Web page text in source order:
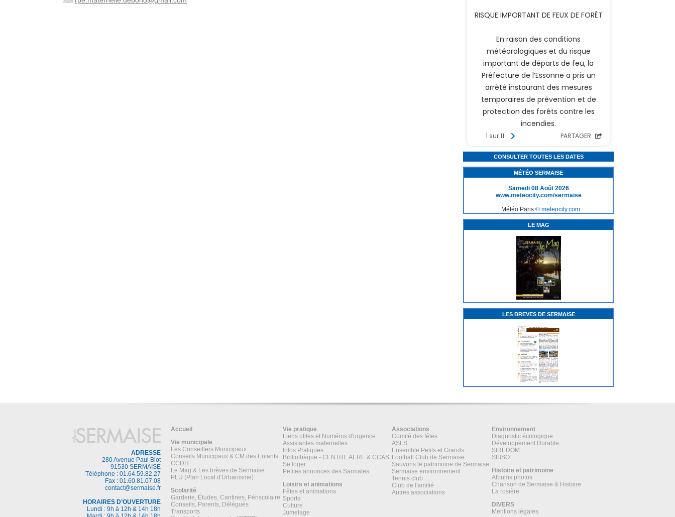
CONSULTER TOUTES LES DATES
MÉTÉO SERMAISE
Samedi 08 Août 2026
www.meteocity.com/sermaise
Météo Paris© meteocity.com
LE MAG
LES BREVES DE SERMAISE
ADRESSE
280 Avenue Paul Blot
91530 SERMAISE
Téléphone : 01.64.59.82.27
Fax : 01.60.81.07.08
contact@sermaise.fr
HORAIRES D’OUVERTURE
Lundi : 9h à 12h & 14h 18h
Accueil
Vie municipale
Les Conseillers Municipaux
Conseils Municipaux & CM des Enfants
CCDH
Le Mag & Les brèves de Sermaise
PLU (Plan Local d'Urbanisme)
Scolarité
Garderie, Études, Cantines, Périscolaire
Conseils, Parents, Délégués
Transports
Vie pratique
Liens utiles et Numéros d'urgence
Assistantes maternelles
Infos Pratiques
Bibliothèque - CENTRE AERE & CCAS
Se loger
Petites annonces des Sarmates
Loisirs et animations
Fêtes et animations
Sports
Culture
Jumelage
Associations
Comité des fêtes
ASLS
Ensemble Petits et Grands
Football Club de Sermaise
Sauvons le patrimoine de Sermaise
Sermaise environnement
Tennis club
Club de l'amitié
Autres associations
Environnement
Diagnostic écologique
Développement Durable
SIREDOM
SIBSO
Histoire et patrimoine
Albums photos
Chanson de Sermaise & Histoire
La rosière
DIVERS
Mentions légales